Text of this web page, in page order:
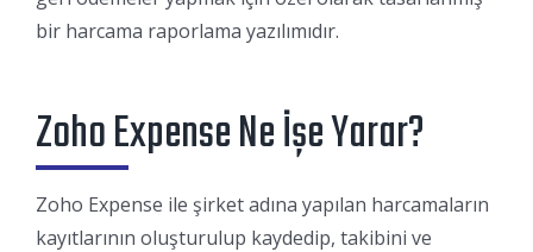
bir harcama raporlama yazılımıdır.
Zoho Expense Ne İşe Yarar?
Zoho Expense ile şirket adına yapılan harcamaların
kayıtlarının oluşturulup kaydedip, takibini ve